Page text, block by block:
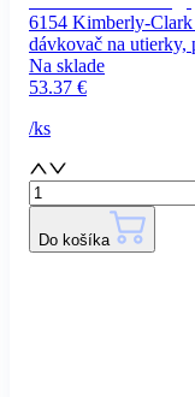
6154 Kimberly-
dávkovač na utierky,
Na sklade
53.37 €
/ks
Do košíka